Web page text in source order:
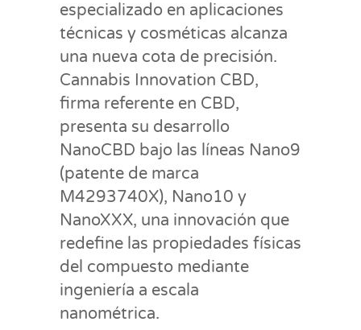
especializado en aplicaciones
técnicas y cosméticas alcanza
una nueva cota de precisión.
Cannabis Innovation CBD,
firma referente en CBD,
presenta su desarrollo
NanoCBD bajo las líneas Nano9
(patente de marca
M4293740X), Nano10 y
NanoXXX, una innovación que
redefine las propiedades físicas
del compuesto mediante
ingeniería a escala
nanométrica.